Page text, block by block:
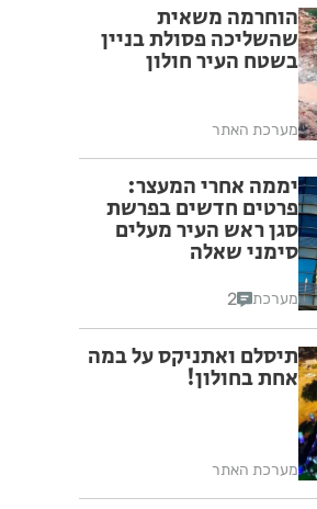
הוחרמה משאית
שהשליכה פסולת בניין
בשטח העיר חולון
מערכת האתר
יממה אחרי המעצר:
פרטים חדשים בפרשת
סגן ראש העיר מעלים
סימני שאלה
מערכת 2
תיסלם ואתניקס על במה
אחת בחולון!
מערכת האתר